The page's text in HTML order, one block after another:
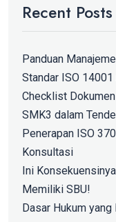
Recent Posts
Panduan
Standar ISO
Checklist
SMK3 dalam
Penerapan ISO
Konsultasi
Ini
Memiliki SBU!
Dasar Hukum